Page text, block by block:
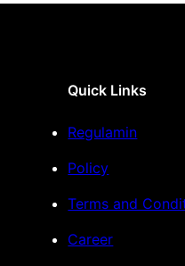
Quick Links
Regulamin
Policy
Terms and
Career